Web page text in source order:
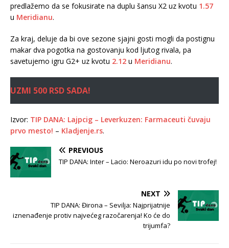
predlažemo da se fokusirate na duplu šansu X2 uz kvotu 1.57
u Meridianu.
Za kraj, deluje da bi ove sezone sjajni gosti mogli da postignu
makar dva pogotka na gostovanju kod ljutog rivala, pa
savetujemo igru G2+ uz kvotu 2.12 u Meridianu.
UZMI 500 RSD SADA!
Izvor: TIP DANA: Lajpcig – Leverkuzen: Farmaceuti čuvaju
prvo mesto! – Kladjenje.rs.
PREVIOUS
TIP DANA: Inter – Lacio: Neroazuri idu po novi trofej!
NEXT
TIP DANA: Đirona – Sevilja: Najprijatnije
iznenađenje protiv najvećeg razočarenja! Ko će do
trijumfa?